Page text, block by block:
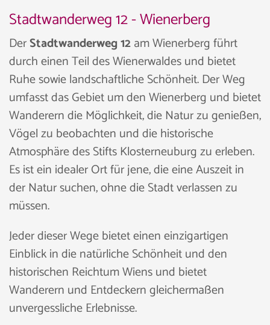
Stadtwanderweg 12 - Wienerberg
DerStadtwanderweg 12am Wienerberg führt
durch einen Teil des Wienerwaldes und bietet
Ruhe sowie landschaftliche Schönheit. Der Weg
umfasst das Gebiet um den Wienerberg und bietet
Wanderern die Möglichkeit, die Natur zu genießen,
Vögel zu beobachten und die historische
Atmosphäre des Stifts Klosterneuburg zu erleben.
Es ist ein idealer Ort für jene, die eine Auszeit in
der Natur suchen, ohne die Stadt verlassen zu
müssen.
Jeder dieser Wege bietet einen einzigartigen
Einblick in die natürliche Schönheit und den
historischen Reichtum Wiens und bietet
Wanderern und Entdeckern gleichermaßen
unvergessliche Erlebnisse.